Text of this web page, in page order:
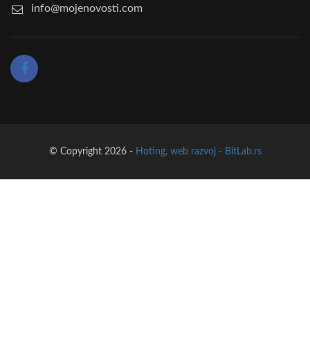
info@mojenovosti.com
© Copyright 2026 - Hoting, web razvoj - BitLab.rs